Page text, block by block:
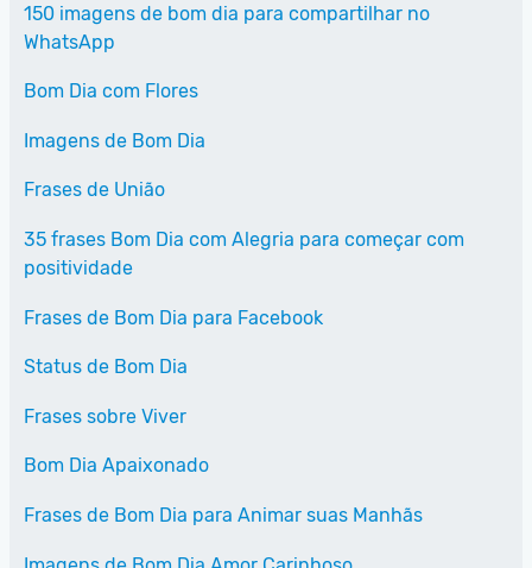
150 imagens de bom dia para compartilhar no
WhatsApp
Bom Dia com Flores
Imagens de Bom Dia
Frases de União
35 frases Bom Dia com Alegria para começar com
positividade
Frases de Bom Dia para Facebook
Status de Bom Dia
Frases sobre Viver
Bom Dia Apaixonado
Frases de Bom Dia para Animar suas Manhãs